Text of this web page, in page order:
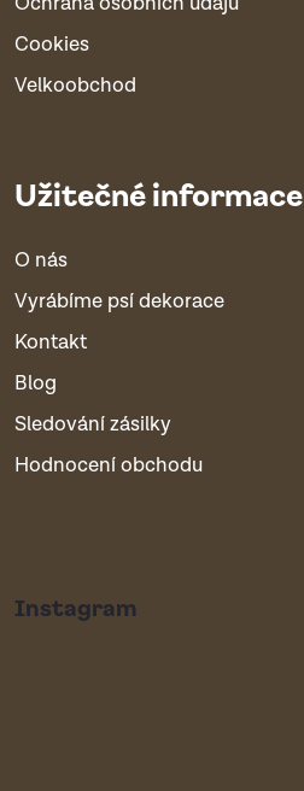
Cookies
Velkoobchod
Užitečné informace
O nás
Vyrábíme psí dekorace
Kontakt
Blog
Sledování zásilky
Hodnocení obchodu
Instagram